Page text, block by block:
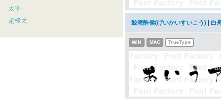
太字
超極太
鯨海酔侯(げいかいすいこう) 白
WIN MAC TrueType